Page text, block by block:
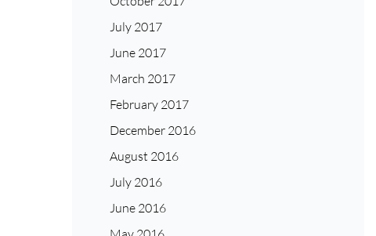
July 2017
June 2017
March 2017
February 2017
December 2016
August 2016
July 2016
June 2016